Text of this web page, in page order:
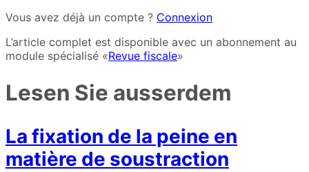
Vous avez déjà un compte ? Connexion
L’article complet est disponible avec un abonnement au
module spécialisé «Revue fiscale»
Lesen Sie ausserdem
La fixation de la peine en
matière de soustraction